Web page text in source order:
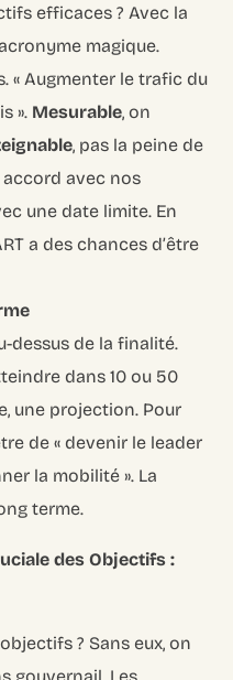
efficaces ? Avec la
magique.
« Augmenter le trafic du
». Mesurable, on
, pas la peine de
accord avec nos
une date limite. En
a des chances d’être
dessus de la finalité.
dans 10 ou 50
une projection. Pour
de « devenir le leader
la mobilité ». La
terme.
des Objectifs :
? Sans eux, on
gouvernail. Les